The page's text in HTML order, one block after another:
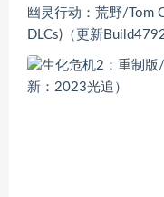
幽灵行动：荒野/Tom
DLCs)（更新